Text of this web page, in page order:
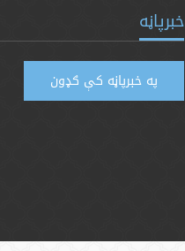
خبرپاڼه
په خبرپاڼه کې ګډون